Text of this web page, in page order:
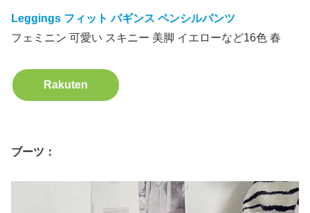
Leggings フィット パギンス ペンシルパンツ
フェミニン 可愛い スキニー 美脚 イエローなど16色 春
Rakuten
ブーツ：